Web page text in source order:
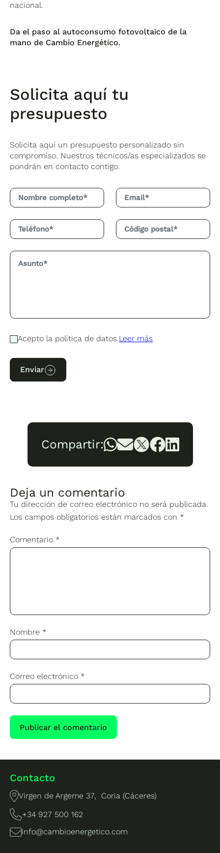
nacional.
Da el paso al autoconsumo fotovoltaico de la
mano de Cambio Energético.
Solicita aquí tu
presupuesto
Solicita aquí un presupuesto personalizado sin
compromiso. Nuestros técnicos/as especializados se
pondrán en contacto contigo.
Acepto la política de datos.Leer más
Enviar
Compartir:
Deja un comentario
Tu dirección de correo electrónico no será publicada.
Los campos obligatorios están marcados con *
Comentario *
Nombre *
Correo electrónico *
Contacto
Virgen de Argeme 37, Coria (Cáceres)
+34 927 500 162
info@cambioenergetico.com